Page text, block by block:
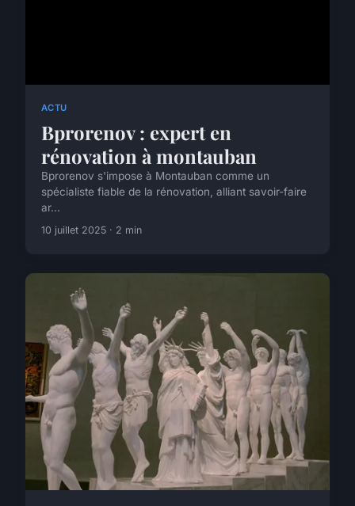
ACTU
Bprorenov : expert en
rénovation à montauban
Bprorenov s'impose à Montauban comme un
spécialiste fiable de la rénovation, alliant savoir-faire
ar...
10 juillet 2025 · 2 min